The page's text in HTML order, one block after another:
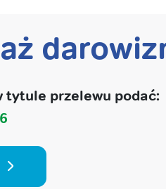
tytule przelewu podać: